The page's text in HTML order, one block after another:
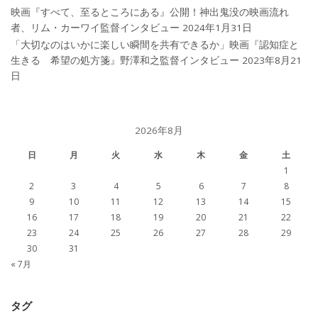
映画『すべて、至るところにある』公開！神出鬼没の映画流れ
者、リム・カーワイ監督インタビュー 2024年1月31日
「大切なのはいかに楽しい瞬間を共有できるか」映画『認知症と
生きる 希望の処方箋』野澤和之監督インタビュー 2023年8月21
日
2026年8月
日 月 火 水 木 金
土
1
2
3 4 5 6 7
8
9
10 11 12 13 14
15
16
17 18 19 20 21
22
23
24 25 26 27 28
29
30
31
« 7月
タグ